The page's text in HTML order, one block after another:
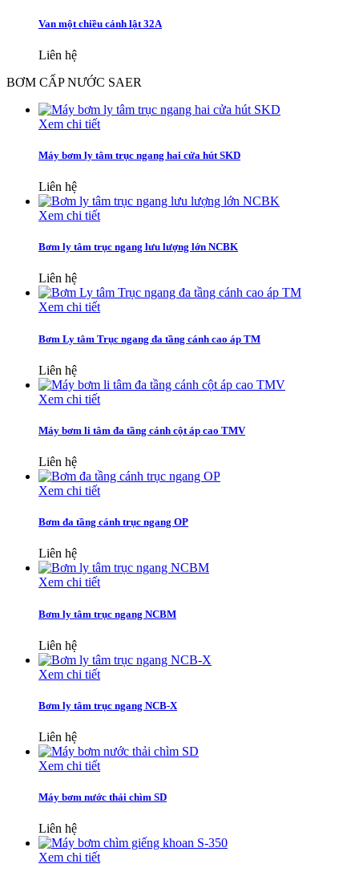
Van một chiều cánh lật 32A
Liên hệ
BƠM CẤP NƯỚC SAER
Xem chi tiết
Máy bơm ly tâm trục ngang hai cửa hút SKD
Liên hệ
Xem chi tiết
Bơm ly tâm trục ngang lưu lượng lớn NCBK
Liên hệ
Xem chi tiết
Bơm Ly tâm Trục ngang đa tầng cánh cao áp TM
Liên hệ
Xem chi tiết
Máy bơm li tâm đa tầng cánh cột áp cao TMV
Liên hệ
Xem chi tiết
Bơm đa tầng cánh trục ngang OP
Liên hệ
Xem chi tiết
Bơm ly tâm trục ngang NCBM
Liên hệ
Xem chi tiết
Bơm ly tâm trục ngang NCB-X
Liên hệ
Xem chi tiết
Máy bơm nước thải chìm SD
Liên hệ
Xem chi tiết